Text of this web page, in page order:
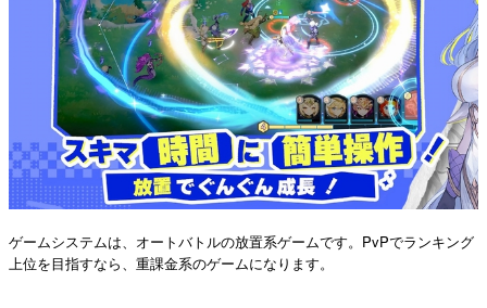
ゲームシステムは、オートバトルの放置系ゲームです。PvPでランキング
上位を目指すなら、重課金系のゲームになります。